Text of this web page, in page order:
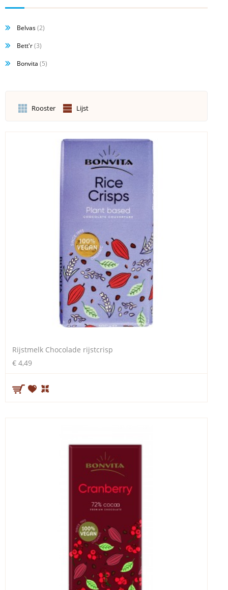
Belvas(2)
Bett'r(3)
Bonvita (5)
Rooster Lijst
Rijstmelk Chocolade rijstcrisp
€ 4,49